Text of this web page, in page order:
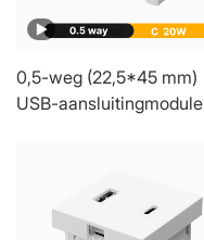
0,5-weg (22,5*45 mm)
USB-aansluitingmodule